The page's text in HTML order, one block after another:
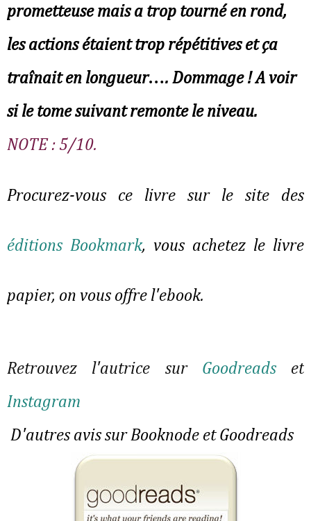
prometteuse mais a trop tourné en rond,
les actions étaient trop répétitives et ça
traînait en longueur…. Dommage ! A voir
si le tome suivant remonte le niveau.
NOTE : 5/10.
Procurez-vous ce livre sur le site des
éditions Bookmark, vous achetez le livre
papier, on vous offre l'ebook.
Retrouvez l'autrice sur Goodreadset
Instagram
D'autres avis sur Booknode et Goodreads